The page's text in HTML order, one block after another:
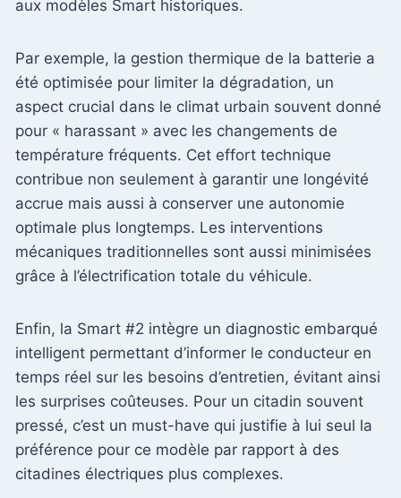
aux modèles Smart historiques.
Par exemple, la gestion thermique de la batterie a
été optimisée pour limiter la dégradation, un
aspect crucial dans le climat urbain souvent donné
pour « harassant » avec les changements de
température fréquents. Cet effort technique
contribue non seulement à garantir une longévité
accrue mais aussi à conserver une autonomie
optimale plus longtemps. Les interventions
mécaniques traditionnelles sont aussi minimisées
grâce à l’électrification totale du véhicule.
Enfin, la Smart #2 intègre un diagnostic embarqué
intelligent permettant d’informer le conducteur en
temps réel sur les besoins d’entretien, évitant ainsi
les surprises coûteuses. Pour un citadin souvent
pressé, c’est un must-have qui justifie à lui seul la
préférence pour ce modèle par rapport à des
citadines électriques plus complexes.